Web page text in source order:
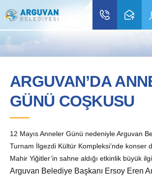
ARGUVAN’DA
GÜNÜ COŞKUSU
12 Mayıs Anneler Günü nedeniyle Arguvan
Turnam İlgezdi Kültür Kompleksi’nde konser
Mahir Yiğitler’in sahne aldığı etkinlik büyük
Arguvan Belediye Başkanı Ersoy Eren